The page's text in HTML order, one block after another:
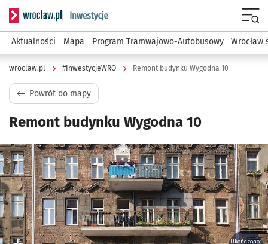
Serwis informacyjny wroclaw.pl podserwis:
Aktualności Mapa Program Tramwajowo-Autobusowy Wrocław
wroclaw.pl #InwestycjeWRO Remont budynku Wygodna 10
Powrót do mapy
Remont budynku Wygodna 10
Kliknij, aby powiększyć
Ukończono: